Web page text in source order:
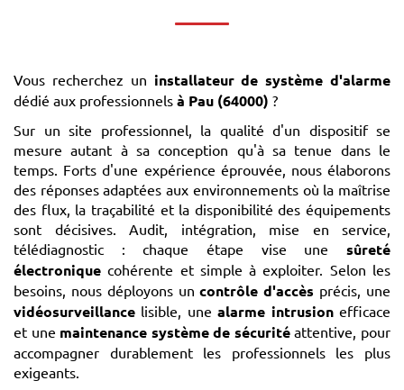
Vous recherchez un installateur de système d'alarme
dédié aux professionnels à Pau (64000) ?
Sur un site professionnel, la qualité d'un dispositif se
mesure autant à sa conception qu'à sa tenue dans le
temps. Forts d'une expérience éprouvée, nous élaborons
des réponses adaptées aux environnements où la maîtrise
des flux, la traçabilité et la disponibilité des équipements
sont décisives. Audit, intégration, mise en service,
télédiagnostic : chaque étape vise une sûreté
électronique cohérente et simple à exploiter. Selon les
besoins, nous déployons uncontrôle d'accès précis, une
vidéosurveillance lisible, unealarme intrusionefficace
et une maintenance système de sécuritéattentive, pour
accompagner durablement les professionnels les plus
exigeants.